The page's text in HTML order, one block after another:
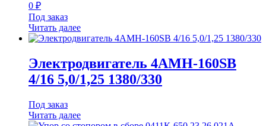
0 ₽
Под заказ
Читать далее
Электродвигатель 4АМН-160SB
4/16 5,0/1,25 1380/330
Под заказ
Читать далее